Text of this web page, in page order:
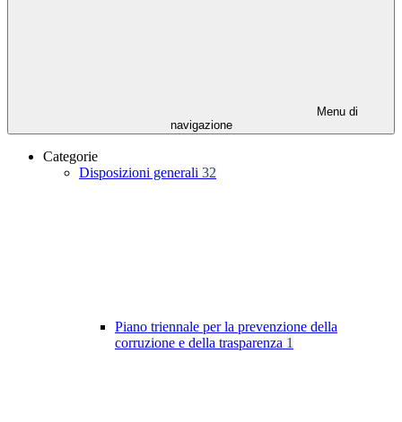
Menu di
navigazione
Categorie
Disposizioni generali 32
Piano triennale per la prevenzione della
corruzione e della trasparenza 1